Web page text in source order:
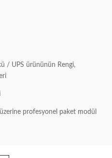
/ UPS ürününün Rengi,
profesyonel paket modül